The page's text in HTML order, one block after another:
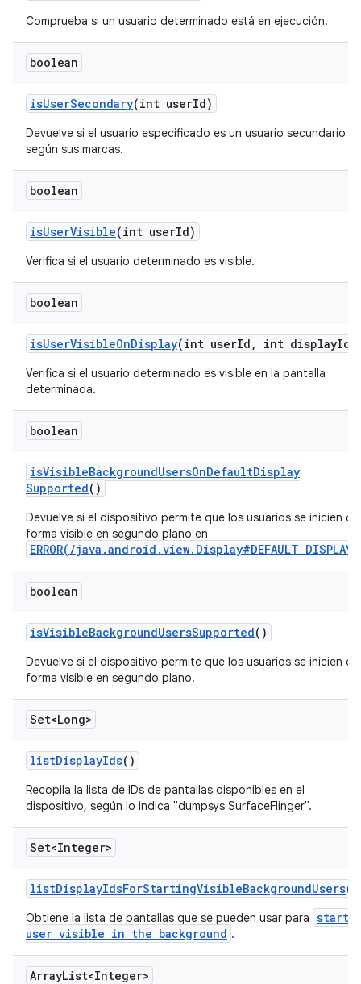
Comprueba si un usuario determinado está en ejecución.
boolean
isUserSecondary(int userId)
Devuelve si el usuario especificado es un usuario secundario
según sus marcas.
boolean
isUserVisible(int userId)
Verifica si el usuario determinado es visible.
boolean
isUserVisibleOnDisplay(int userId , int displayId)
Verifica si el usuario determinado es visible en la pantalla
determinada.
boolean
isVisibleBackgroundUsersOnDefaultDisplay
Supported()
Devuelve si el dispositivo permite que los usuarios se inicien de
forma visible en segundo plano en
ERROR(/java.android.view.Display#DEFAULT_DISPLAY)
boolean
isVisibleBackgroundUsersSupported()
Devuelve si el dispositivo permite que los usuarios se inicien de
forma visible en segundo plano.
Set<Long>
listDisplayIds()
Recopila la lista de IDs de pantallas disponibles en el
dispositivo, según lo indica "dumpsys SurfaceFlinger".
Set<Integer>
listDisplayIdsForStartingVisibleBackgroundUsers()
Obtiene la lista de pantallas que se pueden usar para start a
user visible in the background .
ArrayList<Integer>